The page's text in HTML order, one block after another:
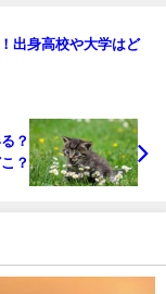
出身高校や大学はど
？
？